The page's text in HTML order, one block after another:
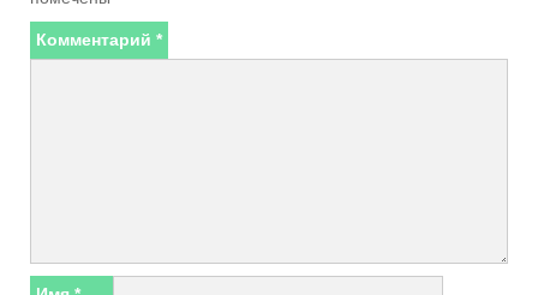
Комментарий *